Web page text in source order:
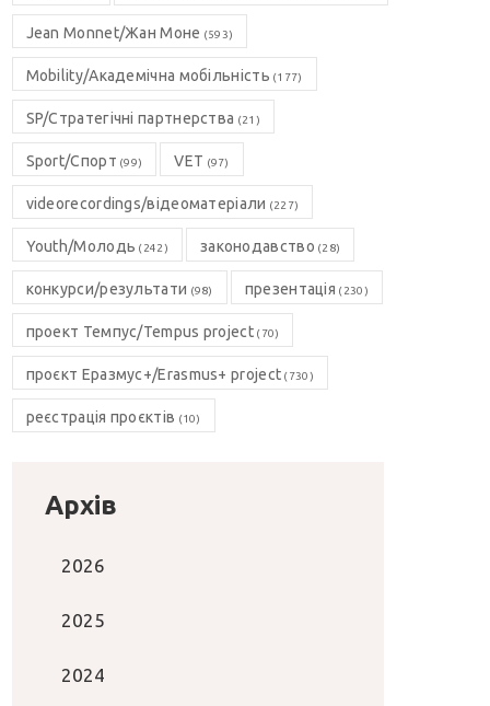
Jean Monnet/Жан Моне (593)
Mobility/Академічна мобільність (177)
SP/Стратегічні партнерства (21)
Sport/Спорт (99) VET (97)
videorecordings/відеоматеріали (227)
Youth/Молодь (242) законодавство (28)
конкурси/результати (98) презентація (230)
проект Темпус/Tempus project(70)
проєкт Еразмус+/Erasmus+ project (730)
реєстрація проєктів (10)
Архів
2026
2025
2024